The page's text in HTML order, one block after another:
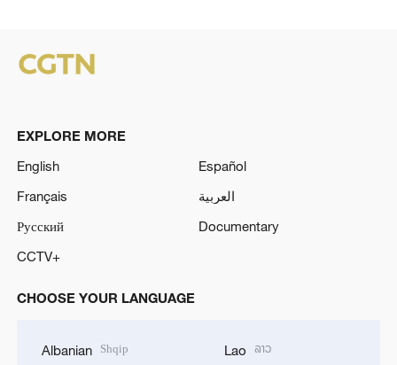
EXPLORE MORE
English
Español
Français
العربية
Русский
Documentary
CCTV+
CHOOSE YOUR LANGUAGE
Albanian Shqip Lao ລາວ